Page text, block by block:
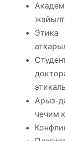
Арыз-
чечим